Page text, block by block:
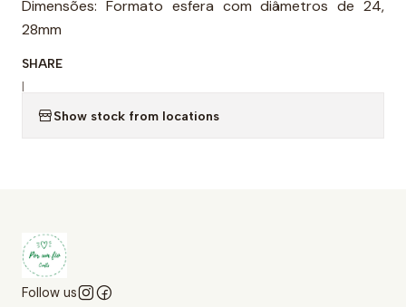
Dimensões: Formato esfera com diâmetros de 24,
28mm
SHARE
|
Show stock from locations
Follow us